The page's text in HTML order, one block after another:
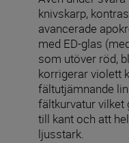
knivskarp,
avancerade
med ED-glas
som utöver röd,
korrigerar violett
fältutjämnande
fältkurvatur vilket
till kant och att
ljusstark.